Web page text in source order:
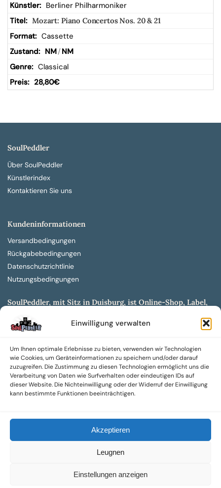
Einwilligung verwalten
Um Ihnen optimale Erlebnisse zu bieten, verwenden wir Technologien
wie Cookies, um Geräteinformationen zu speichern und/oder darauf
zuzugreifen. Die Zustimmung zu diesen Technologien ermöglicht uns die
Verarbeitung von Daten wie Surfverhalten oder eindeutigen IDs auf
dieser Website. Die Nichteinwilligung oder der Widerruf der Einwilligung
kann bestimmte Funktionen beeinträchtigen.
Akzeptieren
Leugnen
Einstellungen anzeigen
Berliner Philharmoniker
Mozart: Piano Concertos Nos. 20 & 21
Cassette
NM/ NM
Classical
28,80€
SoulPeddler
Über SoulPeddler
Künstlerindex
Kontaktieren Sie uns
Kundeninformationen
Versandbedingungen
Rückgabebedingungen
Datenschutzrichtlinie
Nutzungsbedingungen
SoulPeddler, mit Sitz in Duisburg, ist Online-Shop, Label,
entwickelt aus dem SoulPeddler Vinyl-Presswerk und
unserer Online-Gig-Plattform.
Wir bieten eine breite Auswahl an sowohl hochgradig
sammelwürdigen als auch Mainstream-Titeln und -Formaten auf
Vinyl, CD und weiteren Medien.
Sowohl neue als auch gebrauchte, nach Zustand bewertete
Wir setzen uns leidenschaftlich für unabhängige Künstler und
Labels ein und bieten hochwertige, maßgeschneiderte Lösungen
aus über 30 Jahren Erfahrung in der Musikindustrie.
SoulPeddler Mailorder, Records & Vinyl Production – DUBOX –
Nettirock – Nice Guy Records – MOVA Museum of Vinyl Arts